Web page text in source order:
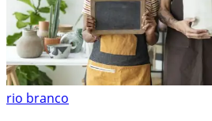
rio branco